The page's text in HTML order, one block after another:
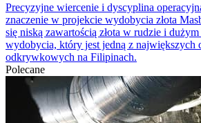
Precyzyjne wiercenie i dyscyplina
znaczenie w projekcie wydobycia złota
się niską zawartością złota w rudzie i
wydobycia, który jest jedną z największych
odkrywkowych na Filipinach.
Polecane